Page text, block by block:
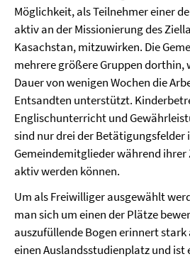
Möglichkeit, als Teilnehmer einer
aktiv an der Missionierung des
Kasachstan, mitzuwirken. Die
mehrere größere Gruppen dorthin,
Dauer von wenigen Wochen die
Entsandten unterstützt.
Englischunterricht und
sind nur drei der Betätigungsfelder
Gemeindemitglieder während ihrer
aktiv werden können.
Um als Freiwilliger ausgewählt
man sich um einen der Plätze
auszufüllende Bogen erinnert stark
einen Auslandsstudienplatz und ist